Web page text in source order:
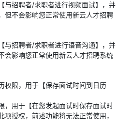
与招聘者/求职者进行视频面试】，并
但不会影响您正常使用新云人才招聘
与招聘者/求职者进行语音沟通】，并
会影响您正常使用新云人才招聘系统
权限，用于【保存面试时间到日历
，用于【在您发起面试时保存面试时
授权，前述功能将无法正常使用，